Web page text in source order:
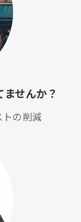
せんか？
トの削減